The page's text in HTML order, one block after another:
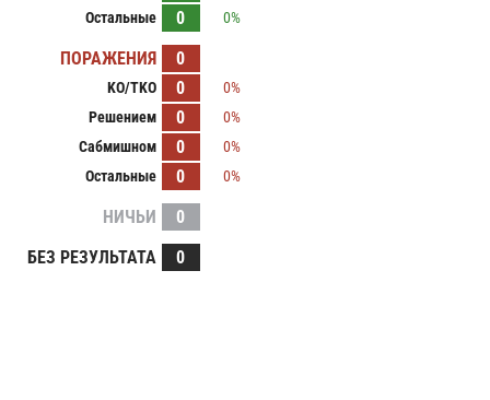
Остальные
0 0%
ПОРАЖЕНИЯ 0
KO/TKO 0
0%
Решением
0
0%
Сабмишном
0
0%
Остальные
0 0%
НИЧЬИ
0
БЕЗ РЕЗУЛЬТАТА
0